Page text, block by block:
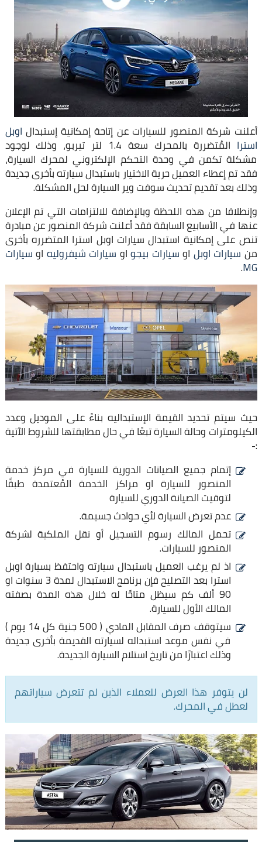
أعلنت شركة المنصور للسيارات عن إتاحة إمكانية إستبدال اوبل
استرا المُتضررة بالمحرك سعة 1.4 لتر تيربو، وذلك لوجود
مشكلة تكمن في وحدة التحكم الإلكتروني لمحرك السيارة،
فقد تم إعطاء العميل حرية الاختيار باستبدال سيارته بأخرى جديدة
وذلك بعد تقديم تحديث سوفت وير السيارة لحل المشكلة.
وإنطلاقا من هذه اللحظة وبالإضافة للالتزامات التي تم الإعلان
عنها في الأسابيع السابقة فقد أعلنت شركة المنصور عن مبادرة
تنص على إمكانية استبدال سيارات اوبل استرا المتضرره بأخرى
من سيارات اوبل اوسيارات بيجواو سيارات شيفروليه اوسيارات
MG
.
حيث سيتم تحديد القيمة الإستبداليه بناءً على الموديل وعدد
الكيلومترات وحالة السيارة تبعًا في حال مطابقتها للشروط الآتية
:-
إتمام جميع الصيانات الدورية للسيارة في مركز خدمة
المنصور للسيارة او مراكز الخدمة المُعتمدة طبقًا
لتوقيت الصيانة الدوري للسيارة
عدم تعرض السيارة لأي حوادث جسيمة.
تحمل المالك رسوم التسجيل أو نقل الملكية لشركة
المنصور للسيارات.
اذ لم يرغب العميل باستبدال سيارته واحتفظ بسيارة اوبل
استرا بعد التصليح فإن برنامج الاستبدال لمدة 3 سنوات او
90 ألف كم سيظل متاحًا له خلال هذه المدة بصفته
المالك الأول للسيارة.
سيتوقف صرف المقابل المادي ( 500 جنية كل 14 يوم )
في نفس موعد استبداله لسيارته القديمة بأخرى جديدة
وذلك اعتبارًا من تاريخ استلام السيارة الجديدة.
لن يتوفر هذا العرض للعملاء الذين لم تتعرض سياراتهم
لعطل في المحرك.